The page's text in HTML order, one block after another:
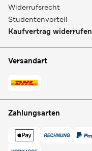
Widerrufsrecht
Studentenvorteil
Kaufvertrag widerrufen
Versandart
Zahlungsarten